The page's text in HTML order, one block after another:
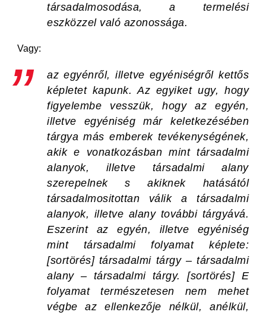
társadalmosodása, a termelési
eszközzel való azonossága.
Vagy:
az egyénről, illetve egyéniségről kettős
képletet kapunk. Az egyiket ugy, hogy
figyelembe vesszük, hogy az egyén,
illetve egyéniség már keletkezésében
tárgya más emberek tevékenységének,
akik e vonatkozásban mint társadalmi
alanyok, illetve társadalmi alany
szerepelnek s akiknek hatásától
társadalmositottan válik a társadalmi
alanyok, illetve alany további tárgyává.
Eszerint az egyén, illetve egyéniség
mint társadalmi folyamat képlete:
[sortörés] társadalmi tárgy – társadalmi
alany – társadalmi tárgy. [sortörés] E
folyamat természetesen nem mehet
végbe az ellenkezője nélkül, anélkül,